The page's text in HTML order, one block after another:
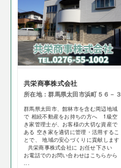
共栄商事株式会社
所在地：群馬県太田市浜町５６－３
群馬県太田市、館林市を含む周辺地域
で 相続不動産をお持ちの方へ 1級空
き家管理士が、お客様の大切な資産で
ある 空き家を適切に管理・活用するこ
とで、 地域の安心づくりに貢献します
共栄商事株式会社に お任せ下さい
お電話でのお問い合わせはこちらから
...